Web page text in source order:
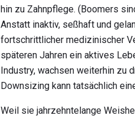
hin zu Zahnpflege. (Boomers
Anstatt inaktiv, seßhaft und
fortschrittlicher medizinischer
späteren Jahren ein aktives
Industry, wachsen weiterhin zu
Downsizing kann tatsächlich
Weil sie jahrzehntelange